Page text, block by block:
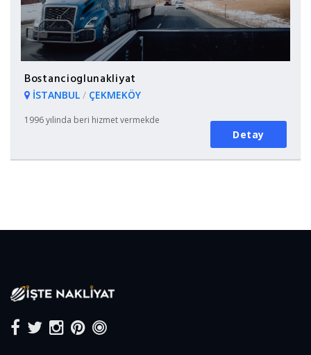
Bostancioglunakliyat
İSTANBUL / ÇEKMEKÖY
1996 yılinda beri hizmet vermekde
Detay